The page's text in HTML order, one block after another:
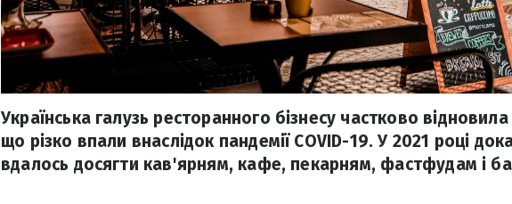
Українська галузь ресторанного бізнесу частково
що різко впали внаслідок пандемії COVID-19. У 2021 році
вдалось досягти кав'ярням, кафе, пекарням, фастфудам і